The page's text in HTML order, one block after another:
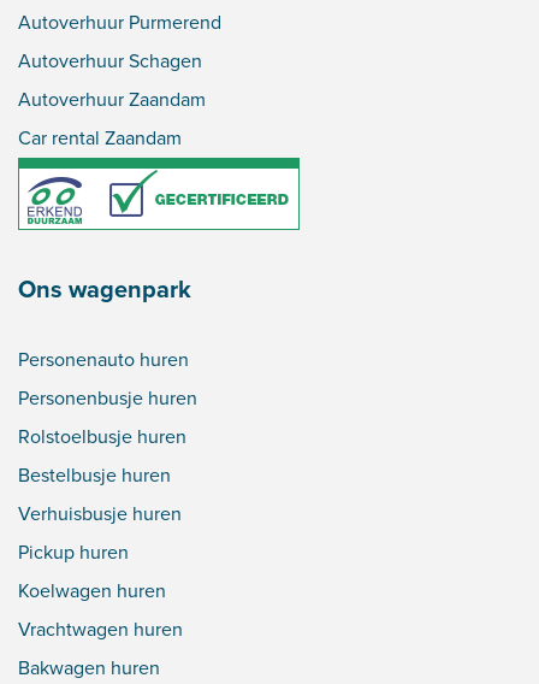
Autoverhuur Purmerend
Autoverhuur Schagen
Autoverhuur Zaandam
Car rental Zaandam
Ons wagenpark
Personenauto huren
Personenbusje huren
Rolstoelbusje huren
Bestelbusje huren
Verhuisbusje huren
Pickup huren
Koelwagen huren
Vrachtwagen huren
Bakwagen huren